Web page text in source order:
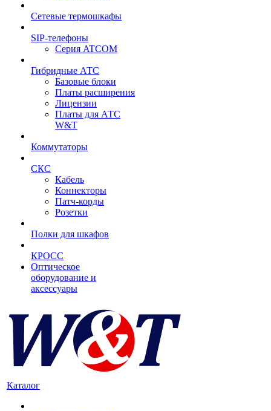
Сетевые термошкафы
SIP-телефоны
Серия ATCOM
Гибридные АТС
Базовые блоки
Платы расширения
Лицензии
Платы для АТС
W&T
Коммутаторы
СКС
Кабель
Коннекторы
Патч-корды
Розетки
Полки для шкафов
КРОСС
Оптическое
оборудование и
аксессуары
Каталог